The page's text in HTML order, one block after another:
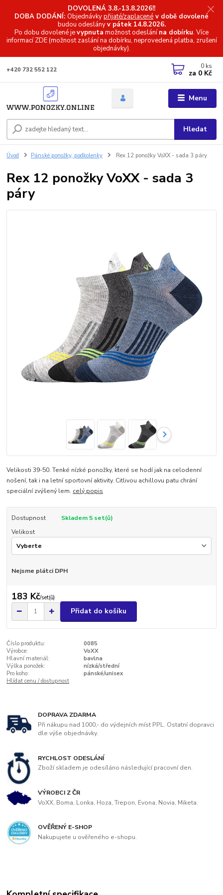
DOVOLENÁ 3.8.-13.8.2026!!
DOBA DODÁNÍ: Objednávkypřijaté/zaplacené v době dovolené
budou odeslányv pátek 14.8.2026.
Po dobu dovolené jevypnuta možnost odeslánína dobírku. Více
informacíZDE (možnost zaslání na dobírku, neprovedená platba, zrušení
objednávky).
Menu
Hledat
+420 732 552 122 0 ks
za 0 Kč
Úvod Pánské ponožky, podkolenky Rex 12 ponožky VoXX - sada 3 páry
Rex 12 ponožky VoXX - sada 3
páry
Velikosti 39-50. Tenké nízké ponožky, které se hodí jak na celodenní
nošení, tak i na letní sportovní aktivity. Citlivou achillovu patu chrání
speciální zvýšený lem. celý popis
Dostupnost
Skladem 5 set(ů)
Velikost
Nejsme plátci DPH
183 Kč/set(ů)
Přidat do košíku
Číslo produktu:
0085
Výrobce:
VoXX
Hlavní materiál:
bavlna
Výška ponožek:
nízká/střední
Pro koho:
pánské/unisex
Hlídat cenu / dostupnost
DOPRAVA ZDARMA
Při nákupu nad 1000,- do výdejních míst PPL. Ostatní dopravci
dle výše objednávky.
RYCHLOST ODESLÁNÍ
Zboží skladem je odesíláno následující pracovní den.
VÝROBCI Z ČR
VoXX, Boma, Lonka, Hoza, Trepon, Evona, Novia, Miketa.
OVĚŘENÝ E-SHOP
Nakupujete u ověřeného e-shopu.